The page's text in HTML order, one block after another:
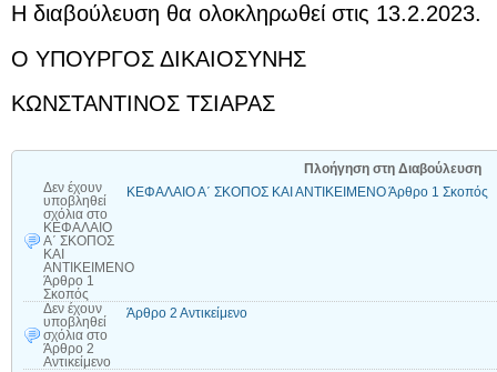
Η διαβούλευση θα ολοκληρωθεί στις 13.2.2023.
O YΠΟΥΡΓΟΣ ΔΙΚΑΙΟΣΥΝΗΣ
ΚΩΝΣΤΑΝΤΙΝΟΣ ΤΣΙΑΡΑΣ
Πλοήγηση στη Διαβούλευση
Δεν έχουν
υποβληθεί
σχόλια στο
ΚΕΦΑΛΑΙΟ
Α΄ ΣΚΟΠΟΣ
ΚΑΙ
ΑΝΤΙΚΕΙΜΕΝΟ
Άρθρο 1
Σκοπός
ΚΕΦΑΛΑΙΟ Α΄ ΣΚΟΠΟΣ ΚΑΙ ΑΝΤΙΚΕΙΜΕΝΟ Άρθρο 1 Σκοπός
Δεν έχουν
υποβληθεί
σχόλια στο
Άρθρο 2
Αντικείμενο
Άρθρο 2 Αντικείμενο